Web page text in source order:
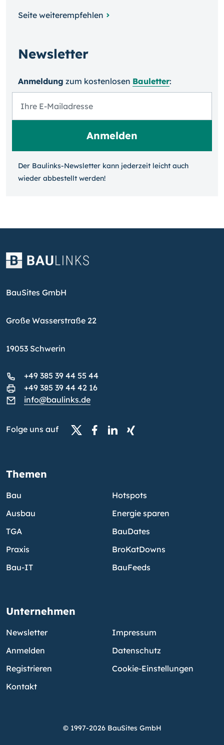
Seite weiterempfehlen
Newsletter
Anmeldung zum kosten­losen Bauletter:
Der Baulinks-Newsletter kann jeder­zeit leicht auch
wieder ab­bestellt werden!
BauSites GmbH
Große Wasserstraße 22
19053 Schwerin
+49 385 39 44 55 44
+49 385 39 44 42 16
info@baulinks.de
Folge uns auf
Themen
Bau
Ausbau
TGA
Praxis
Bau-IT
Hotspots
Energie sparen
BauDates
BroKatDowns
BauFeeds
Unternehmen
Newsletter
Anmelden
Registrieren
Kontakt
Impressum
Datenschutz
Cookie-Einstellungen
© 1997-2026 BauSites GmbH